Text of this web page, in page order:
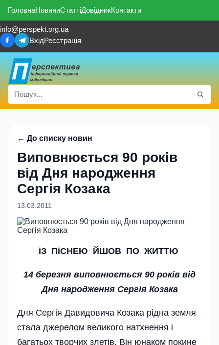
ГоловнаНовиниСтаттіДовідникКонтакти
info@perspekt.org.ua
ВхідРеєстрація
← До списку новин
Виповнюється 90 років
від Дня народження
Сергія Козака
13.03.2011
iЗ ПiСНЕЮ ЙШОВ ПО ЖИТТЮ
14 березня виповнюється 90 років від
Дня народження Сергія Козака
Для Сергія Давидовича Козака рідна земля
стала джерелом великого натхнення і
багатьох творчих злетів. Він юнаком покине